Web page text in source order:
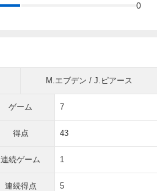
0
M.エブデン / J.ピアース
ゲーム 7
得点 43
連続ゲーム 1
連続得点 5